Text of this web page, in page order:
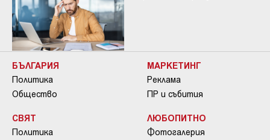
БЪЛГАРИЯ
Политика
Общество
СВЯТ
Политика
МАРКЕТИНГ
Реклама
ПР и събития
ЛЮБОПИТНО
Фотогалерия